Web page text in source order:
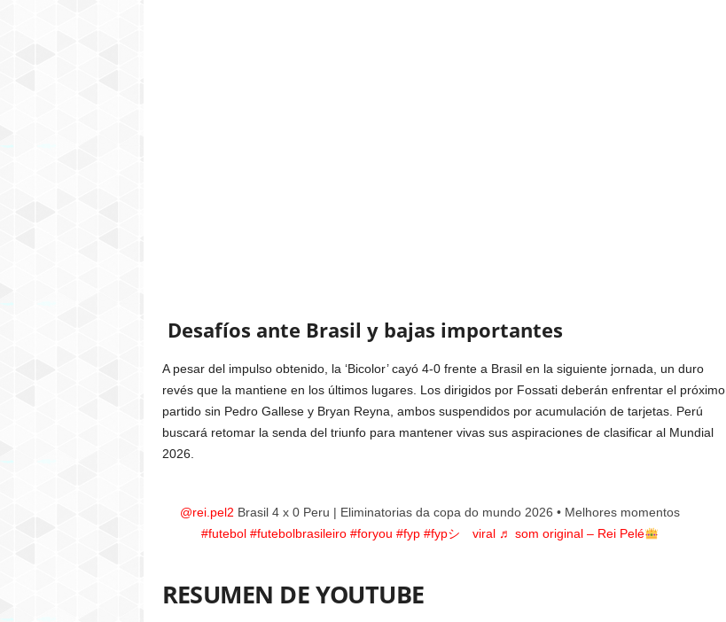
Desafíos ante Brasil y bajas importantes
A pesar del impulso obtenido, la ‘Bicolor’ cayó 4-0 frente a Brasil en la siguiente jornada, un duro
revés que la mantiene en los últimos lugares. Los dirigidos por Fossati deberán enfrentar el próximo
partido sin Pedro Gallese y Bryan Reyna, ambos suspendidos por acumulación de tarjetas. Perú
buscará retomar la senda del triunfo para mantener vivas sus aspiraciones de clasificar al Mundial
2026.
@rei.pel2 Brasil 4 x 0 Peru | Eliminatorias da copa do mundo 2026 • Melhores momentos
#futebol #futebolbrasileiro #foryou #fyp #fypシ゚viral ♬ som original – Rei Pelé
RESUMEN DE YOUTUBE